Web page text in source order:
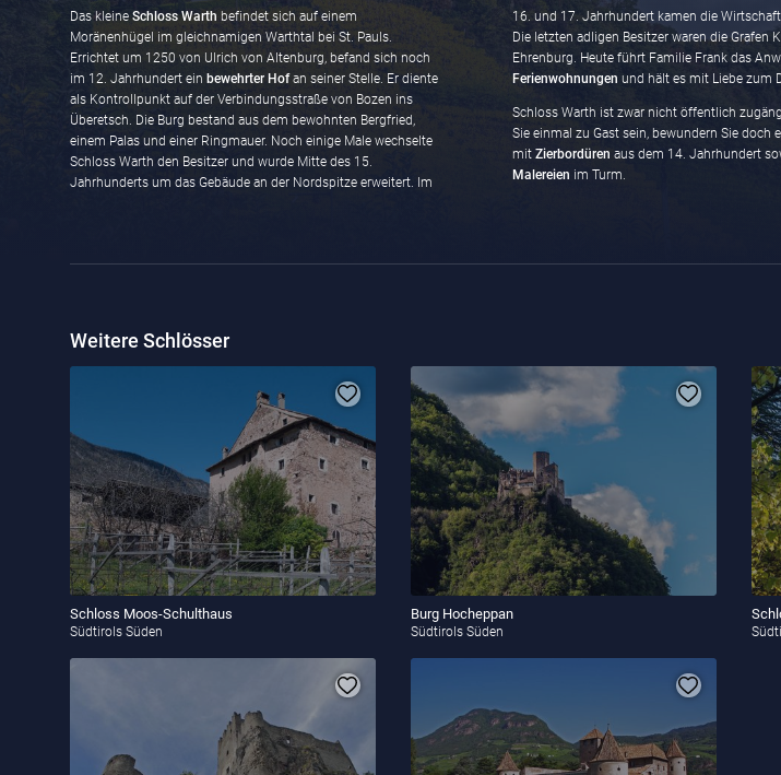
Das kleine Schloss Warth befindet sich auf einem
Moränenhügel im gleichnamigen Warthtal bei St. Pauls.
Errichtet um 1250 von Ulrich von Altenburg, befand sich noch
im 12. Jahrhundert ein bewehrter Hofan seiner Stelle. Er diente
als Kontrollpunkt auf der Verbindungsstraße von Bozen ins
Überetsch. Die Burg bestand aus dem bewohnten Bergfried,
einem Palas und einer Ringmauer. Noch einige Male wechselte
Schloss Warth den Besitzer und wurde Mitte des 15.
Jahrhunderts um das Gebäude an der Nordspitze erweitert. Im
16. und 17. Jahrhundert kamen die
Die letzten adligen Besitzer waren die Grafen
Ehrenburg. Heute führt Familie Frank das
Ferienwohnungen und hält es mit Liebe zum
Schloss Warth ist zwar nicht öffentlich
Sie einmal zu Gast sein, bewundern Sie doch
mit Zierbordüren aus dem 14. Jahrhundert
Malereien im Turm.
Weitere Schlösser
Schloss Moos-Schulthaus
Südtirols Süden
Burg Hocheppan
Südtirols Süden